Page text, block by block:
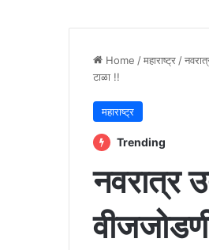
Home /महाराष्ट्र /
टाळा !!
महाराष्ट्र
Trending
नवरात्र